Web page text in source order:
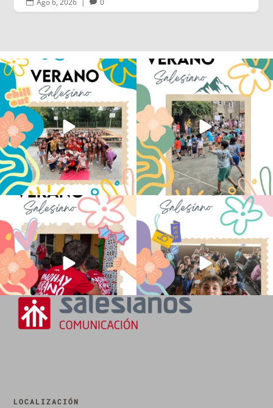
 Ago 6, 2026 |  0
Los alumnos de 6º de Primaria, 1º y 2º
de la ESO...
145 2
La diversión y la alegría también se han
sentido...
93 0
No hay verano sin que sea Salesiano ❤️
💫 en Luz 4
...
0
viviendo la alegría en el campamento
...
LOCALIZACIÓN